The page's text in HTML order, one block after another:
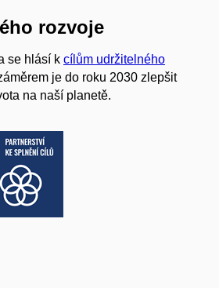
rozvoje
se hlásí k cílům udržitelného
je do roku 2030 zlepšit
na naší planetě.